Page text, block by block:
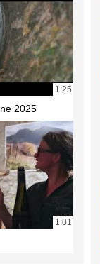
1:25
2025
1:01